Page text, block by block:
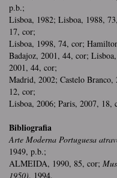
p.b.;
Lisboa, 1982; Lisboa, 1988,
17, cor;
Lisboa, 1998, 74, cor;
Badajoz, 2001, 44, cor;
2001, 44, cor;
Madrid, 2002; Castelo
12, cor;
Lisboa, 2006; Paris, 2007, 18,
Bibliografia
Arte Moderna Portuguesa
1949, p.b.;
ALMEIDA, 1990, 85, cor;
1950), 1994,